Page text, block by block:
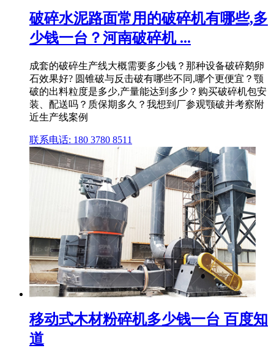
破碎水泥路面常用的破碎机有哪些,多
少钱一台？河南破碎机 ...
成套的破碎生产线大概需要多少钱？那种设备破碎鹅卵
石效果好? 圆锥破与反击破有哪些不同,哪个更便宜？颚
破的出料粒度是多少,产量能达到多少？购买破碎机包安
装、配送吗？质保期多久？我想到厂参观颚破并考察附
近生产线案例
联系电话: 180 3780 8511
移动式木材粉碎机多少钱一台 百度知
道